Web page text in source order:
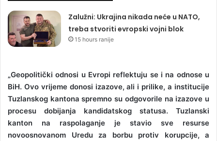
Zalužni: Ukrajina nikada neće u NATO,
treba stvoriti evropski vojni blok
15 hours ranije
„Geopolitički odnosi u Evropi reflektuju se i na odnose u
BiH. Ovo vrijeme donosi izazove, ali i prilike, a institucije
Tuzlanskog kantona spremno su odgovorile na izazove u
procesu dobijanja kandidatskog statusa. Tuzlanski
kanton na raspolaganje je stavio sve resurse
novoosnovanom Uredu za borbu protiv korupcije, a